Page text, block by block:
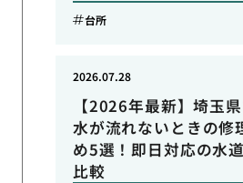
台所
【2026年最新】埼玉
水が流れないときの修
め5選！即日対応の水
比較
2026.07.28